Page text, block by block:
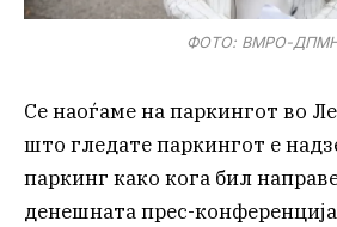
ФОТО: ВМРО-
Се наоѓаме на паркингот во
што гледате паркингот е
паркинг како кога бил
денешната прес-